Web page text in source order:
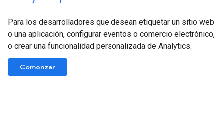
Para los desarrolladores que desean etiquetar un sitio web
o una aplicación, configurar eventos o comercio electrónico,
o crear una funcionalidad personalizada de Analytics.
Comenzar